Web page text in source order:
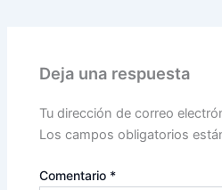
Deja una respuesta
Tu dirección de correo
Los campos obligatorios
Comentario *